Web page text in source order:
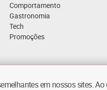
Comportamento
Gastronomia
Tech
Promoções
Privacidadeem nossos sites.